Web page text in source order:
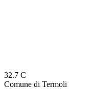
32.7 C
Comune di Termoli